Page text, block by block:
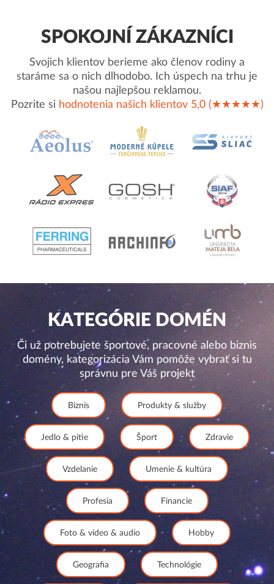
SPOKOJNÍ ZÁKAZNÍCI
Svojich klientov berieme ako členov rodiny a
staráme sa o nich dlhodobo. Ich úspech na trhu je
našou najlepšou reklamou.
Pozrite si hodnotenia našich klientov 5,0 (★★★★★)
KATEGÓRIE DOMÉN
Či už potrebujete športové, pracovné alebo biznis
domény, kategorizácia Vám pomôže vybrať si tu
správnu pre Váš projekt
Biznis Produkty & služby
Jedlo & pitie Šport Zdravie
Vzdelanie Umenie & kultúra
Profesia Financie
Foto & video & audio Hobby
Geografia Technológie